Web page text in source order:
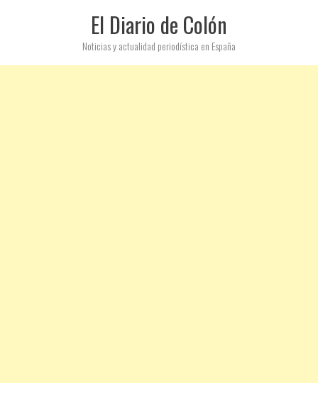
El Diario de Colón
Noticias y actualidad periodística en España